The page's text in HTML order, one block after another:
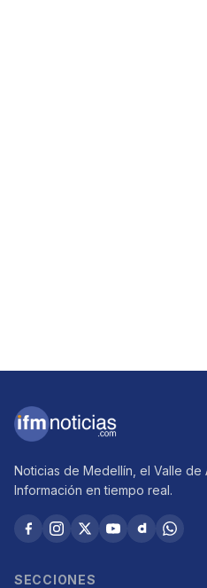
Noticias de Medellín, el Valle de
Información en tiempo real.
SECCIONES